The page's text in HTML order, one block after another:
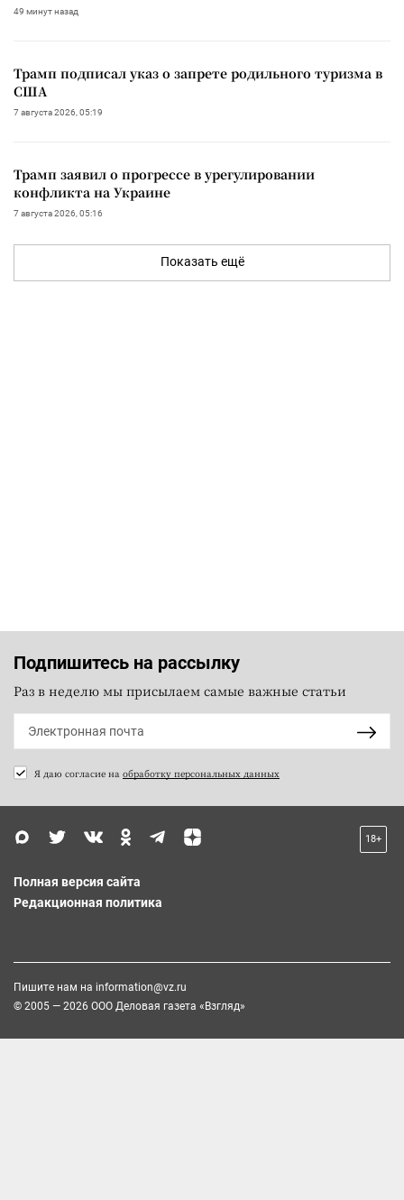
49 минут назад
Трамп подписал указ о запрете родильного туризма в
США
7 августа 2026, 05:19
Трамп заявил о прогрессе в урегулировании
конфликта на Украине
7 августа 2026, 05:16
Показать ещё
Подпишитесь на рассылку
Раз в неделю мы присылаем самые важные статьи
Я даю согласие на обработку персональных данных
18+
Полная версия сайта
Редакционная политика
Пишите нам на information@vz.ru
© 2005 — 2026 ООО Деловая газета «Взгляд»